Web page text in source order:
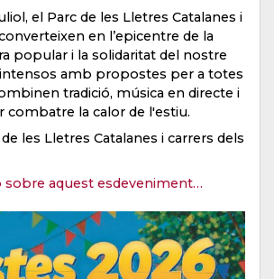
el Parc de les Lletres Catalanes i
en l’epicentre de la
popular i la solidaritat del nostre
intensos amb propostes per a totes
tradició, música en directe i
combatre la calor de l'estiu.
de les Lletres Catalanes i carrers dels
sobre aquest esdeveniment…